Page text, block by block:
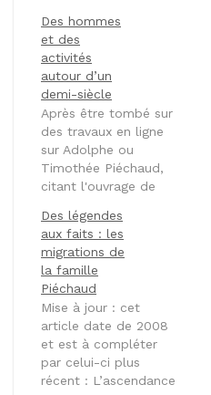
siècle. Ouvrage de
référence, sa
Statistique générale,
topographique,
scientifique,
administrative,
industrielle,
commerciale,
agricole, historique,
archéologique et
biographique du
département de la
Gironde (pouvait-on
faire titre plus long ?)
souvent abrégé en…
Des hommes
et des
activités
autour d’un
demi-siècle
Après être tombé sur
des travaux en ligne
sur Adolphe ou
Timothée Piéchaud,
citant l'ouvrage de
Guérin, Des hommes
et des activités
autour d'un demi
siècle (Bordeaux,
1957), je profitais
d'une journée à la
BNF pour y faire
quelques recherches.
L'ouvrage est une
référence [1] pour
Des légendes
aux faits : les
migrations de
la famille
Piéchaud
Mise à jour : cet
article date de 2008
et est à compléter
par celui-ci plus
récent : L’ascendance